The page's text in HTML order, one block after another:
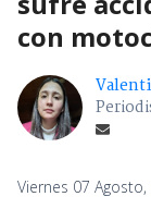
con
Viernes 07